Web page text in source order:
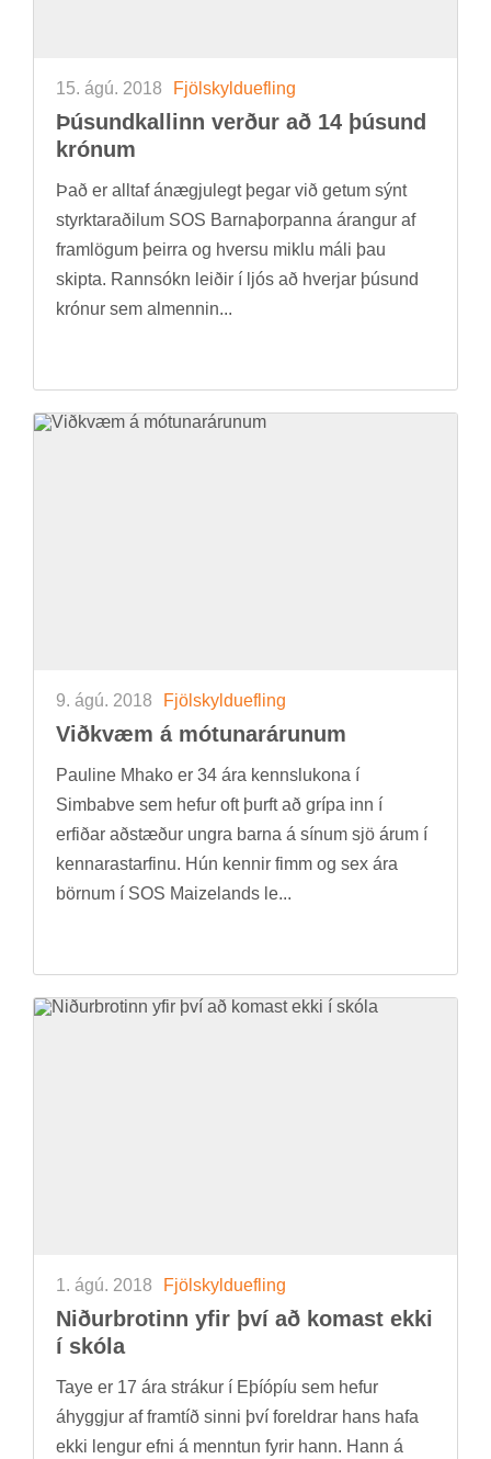
15. ágú. 2018 Fjöl­skyldu­efl­ing
Þús­und­kall­inn verð­ur að 14 þús­und
krón­um
Það er alltaf ánægju­legt þeg­ar við get­um sýnt
styrktarað­il­um SOS Barna­þorp­anna ár­ang­ur af
fram­lög­um þeirra og hversu miklu máli þau
skipta. Rann­sókn leið­ir í ljós að hverj­ar þús­und
krón­ur sem al­menn­in...
9. ágú. 2018 Fjöl­skyldu­efl­ing
Við­kvæm á mót­un­ar­ár­un­um
Paul­ine Mhako er 34 ára kennslu­kona í
Simba­bve sem hef­ur oft þurft að grípa inn í
erf­ið­ar að­stæð­ur ungra barna á sín­um sjö árum í
kenn­ara­starf­inu. Hún kenn­ir fimm og sex ára
börn­um í SOS Maize­lands le...
1. ágú. 2018 Fjöl­skyldu­efl­ing
Nið­ur­brot­inn yfir því að kom­ast ekki
í skóla
Taye er 17 ára strák­ur í Eþí­óp­íu sem hef­ur
áhyggj­ur af fram­tíð sinni því for­eldr­ar hans hafa
ekki leng­ur efni á mennt­un fyr­ir hann. Hann á